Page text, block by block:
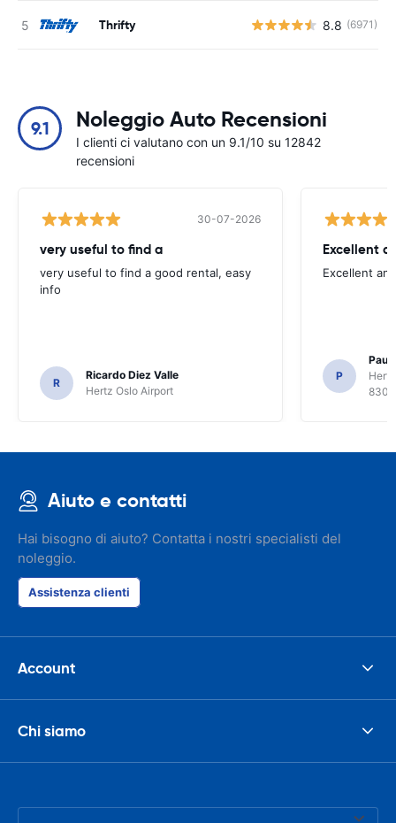
Thrifty 8.8 (6971)
9.1 Noleggio Auto Recensioni
I clienti ci valutano con un 9.1/10 su 12842
recensioni
30-07-2026
very useful to find a
very useful to find a good rental, easy
info
R
Ricardo Diez Valle
Hertz Oslo Airport
Excellent
Excellent
P
Paul
8300
Aiuto e contatti
Hai bisogno di aiuto? Contatta i nostri specialisti del
noleggio.
Assistenza clienti
Account
Chi siamo